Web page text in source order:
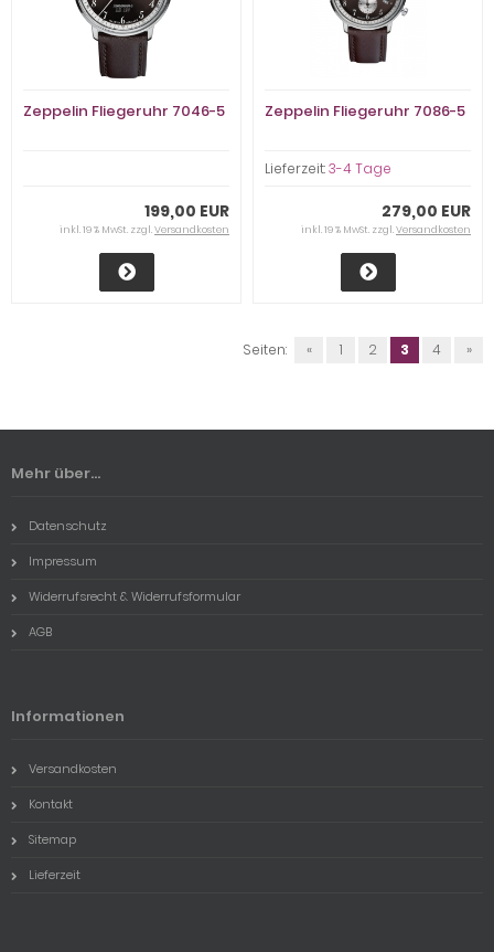
Zeppelin Fliegeruhr 7046-5
199,00 EUR
inkl. 19 % MwSt. zzgl.Versandkosten
Zeppelin Fliegeruhr 7086-5
Lieferzeit:3-4 Tage
279,00 EUR
inkl. 19 % MwSt. zzgl.Versandkosten
Seiten: « 1 2 3 4 »
Mehr über...
Datenschutz
Impressum
Widerrufsrecht & Widerrufsformular
AGB
Informationen
Versandkosten
Kontakt
Sitemap
Lieferzeit